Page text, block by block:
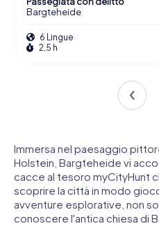
Bargteheide
6 Lingue
2,5 h
Immersa nel paesaggio
Holstein, Bargteheide vi
cacce al tesoro myCityHunt
scoprire la città in modo
avventure esplorative, non
conoscere l'antica chiesa di